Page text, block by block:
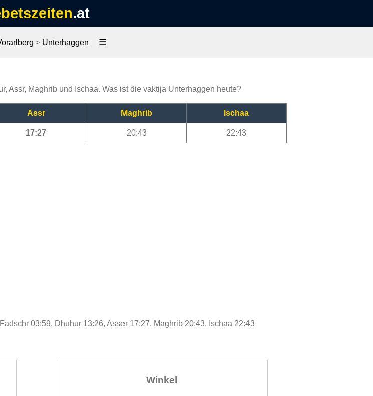
.at
> Unterhaggen ☰
Assr, Maghrib und Ischaa. Was ist die vaktija Unterhaggen heute?
Assr Maghrib Ischaa
17:27 20:43 22:43
03:59, Dhuhur 13:26, Asser 17:27, Maghrib 20:43, Ischaa 22:43
Winkel